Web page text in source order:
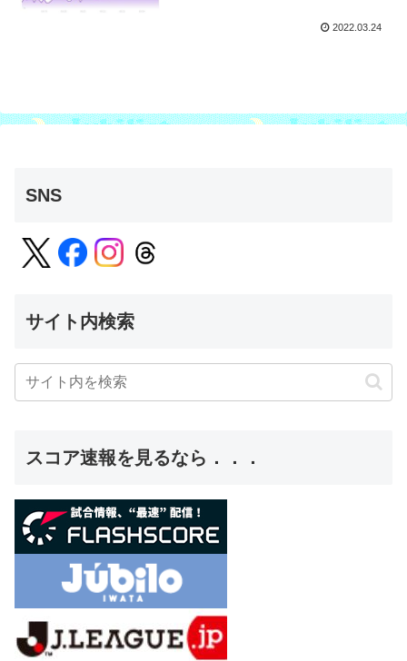
2022.03.24
SNS
サイト内検索
スコア速報を見るなら．．．